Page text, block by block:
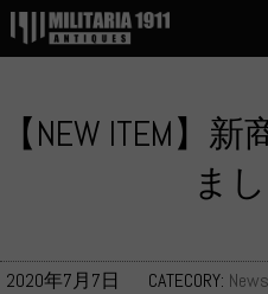
【NEW ITEM】
まし
2020年7月7日 CATECORY: